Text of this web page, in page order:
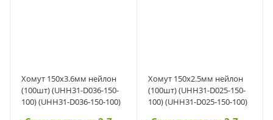
Хомут 150х3.6мм нейлон
(100шт) (UHH31-D036-150-
100) (UHH31-D036-150-100)
Хомут 150х2.5мм нейлон
(100шт) (UHH31-D025-150-
100) (UHH31-D025-150-100)